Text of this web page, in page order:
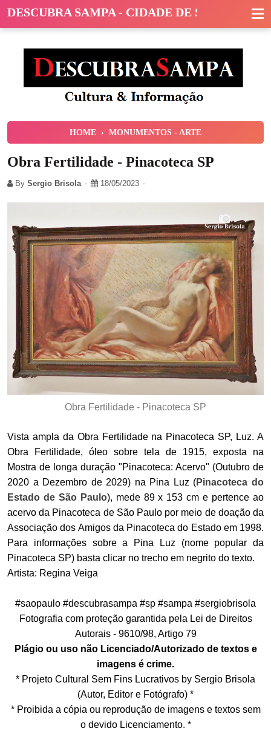
DESCUBRA SAMPA - CIDADE DE SÃO PAULO
HOME › MONUMENTOS - ARTE
Obra Fertilidade - Pinacoteca SP
By Sergio Brisola 18/05/2023
Obra Fertilidade - Pinacoteca SP
Vista ampla da Obra Fertilidade na Pinacoteca SP, Luz. A
Obra Fertilidade, óleo sobre tela de 1915, exposta na
Mostra de longa duração "Pinacoteca: Acervo" (Outubro de
2020 a Dezembro de 2029) na Pina Luz (Pinacoteca do
Estado de São Paulo), mede 89 x 153 cm e pertence ao
acervo da Pinacoteca de São Paulo por meio de doação da
Associação dos Amigos da Pinacoteca do Estado em 1998.
Para informações sobre a Pina Luz (nome popular da
Pinacoteca SP) basta clicar no trecho em negrito do texto.
Artista: Regina Veiga
#saopaulo #descubrasampa #sp #sampa #sergiobrisola
Fotografia com proteção garantida pela Lei de Direitos
Autorais - 9610/98, Artigo 79
Plágio ou uso não Licenciado/Autorizado de textos e
imagens é crime.
* Projeto Cultural Sem Fins Lucrativos by Sergio Brisola
(Autor, Editor e Fotógrafo) *
* Proibida a cópia ou reprodução de imagens e textos sem
o devido Licenciamento. *